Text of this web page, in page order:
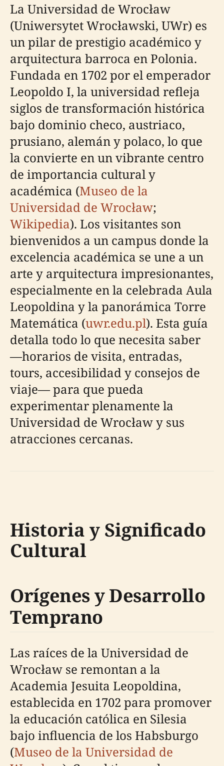
La Universidad de Wrocław
(Uniwersytet Wrocławski, UWr) es
un pilar de prestigio académico y
arquitectura barroca en Polonia.
Fundada en 1702 por el emperador
Leopoldo I, la universidad refleja
siglos de transformación histórica
bajo dominio checo, austriaco,
prusiano, alemán y polaco, lo que
la convierte en un vibrante centro
de importancia cultural y
académica (Museo de la
Universidad de Wrocław;
Wikipedia). Los visitantes son
bienvenidos a un campus donde la
excelencia académica se une a un
arte y arquitectura impresionantes,
especialmente en la celebrada Aula
Leopoldina y la panorámica Torre
Matemática (uwr.edu.pl). Esta guía
detalla todo lo que necesita saber
—horarios de visita, entradas,
tours, accesibilidad y consejos de
viaje— para que pueda
experimentar plenamente la
Universidad de Wrocław y sus
atracciones cercanas.
Historia y Significado
Cultural
Orígenes y Desarrollo
Temprano
Las raíces de la Universidad de
Wrocław se remontan a la
Academia Jesuita Leopoldina,
establecida en 1702 para promover
la educación católica en Silesia
bajo influencia de los Habsburgo
(Museo de la Universidad de